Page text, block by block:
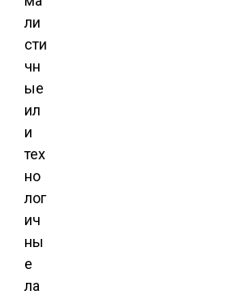
ли
сти
чн
ые
ил
и
тех
но
лог
ич
ны
е
ла